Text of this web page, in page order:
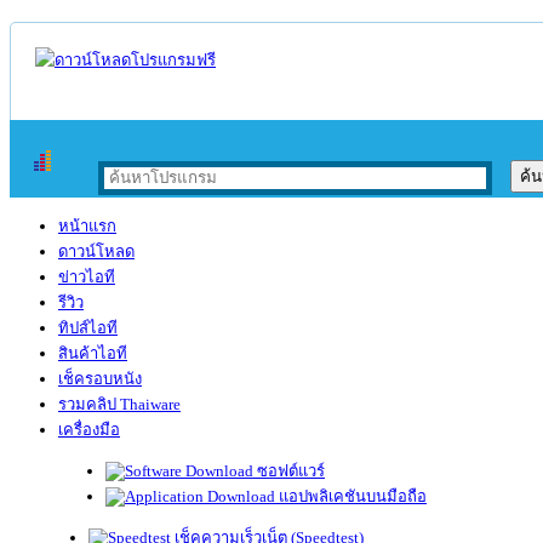
หน้าแรก
ดาวน์โหลด
ข่าวไอที
รีวิว
ทิปส์ไอที
สินค้าไอที
เช็ครอบหนัง
รวมคลิป Thaiware
เครื่องมือ
ซอฟต์แวร์
แอปพลิเคชันบนมือถือ
เช็คความเร็วเน็ต (Speedtest)